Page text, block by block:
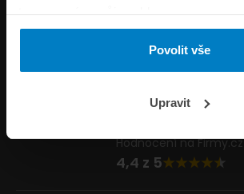
tomu prosím svůj souhlas.
Povolit vše
Upravit
Formuláře
Napište nám
Hodnocení na Firmy.cz
4,4 z 5